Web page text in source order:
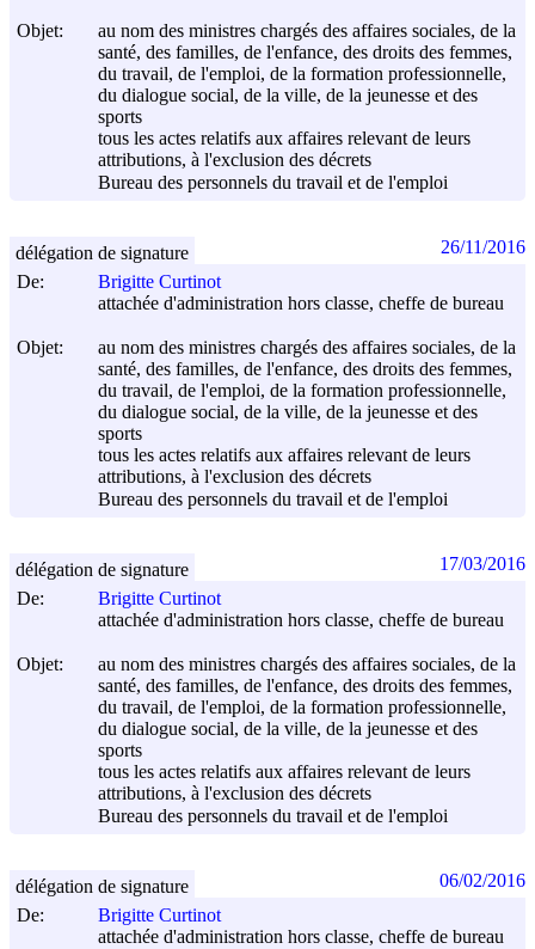
Objet:
au nom des ministres chargés des affaires sociales, de la
santé, des familles, de l'enfance, des droits des femmes,
du travail, de l'emploi, de la formation professionnelle,
du dialogue social, de la ville, de la jeunesse et des
sports
tous les actes relatifs aux affaires relevant de leurs
attributions, à l'exclusion des décrets
Bureau des personnels du travail et de l'emploi
De:
Brigitte Curtinot
attachée d'administration hors classe, cheffe de bureau
Objet:
au nom des ministres chargés des affaires sociales, de la
santé, des familles, de l'enfance, des droits des femmes,
du travail, de l'emploi, de la formation professionnelle,
du dialogue social, de la ville, de la jeunesse et des
sports
tous les actes relatifs aux affaires relevant de leurs
attributions, à l'exclusion des décrets
Bureau des personnels du travail et de l'emploi
délégation de signature 26/11/2016
De:
Brigitte Curtinot
attachée d'administration hors classe, cheffe de bureau
Objet:
au nom des ministres chargés des affaires sociales, de la
santé, des familles, de l'enfance, des droits des femmes,
du travail, de l'emploi, de la formation professionnelle,
du dialogue social, de la ville, de la jeunesse et des
sports
tous les actes relatifs aux affaires relevant de leurs
attributions, à l'exclusion des décrets
Bureau des personnels du travail et de l'emploi
délégation de signature 17/03/2016
De:
Brigitte Curtinot
attachée d'administration hors classe, cheffe de bureau
délégation de signature 06/02/2016